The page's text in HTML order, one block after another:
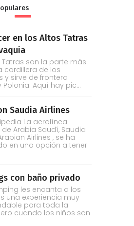
en los Altos Tatras
Tatras son la parte más
cordillera de los
y sirve de frontera
Aquí hay pic...
Saudia Airlines
La aerolínea
Arabia Saudí, Saudia
Airlines , se ha
en una opción a tener
con baño privado
les encanta a los
una experiencia muy
para toda la
cuando los niños son